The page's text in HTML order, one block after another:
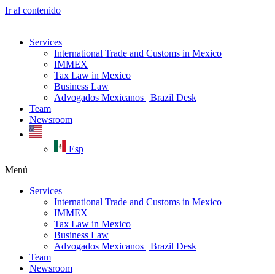
Ir al contenido
Services
International Trade and Customs in Mexico
IMMEX
Tax Law in Mexico
Business Law
Advogados Mexicanos | Brazil Desk
Team
Newsroom
Esp
Menú
Services
International Trade and Customs in Mexico
IMMEX
Tax Law in Mexico
Business Law
Advogados Mexicanos | Brazil Desk
Team
Newsroom